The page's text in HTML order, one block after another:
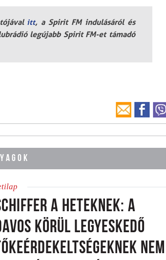
itt, a Spirit FM indulásáról és
legújabb Spirit FM-et támadó
a Heteknek: a
körül legyeskedő
nem